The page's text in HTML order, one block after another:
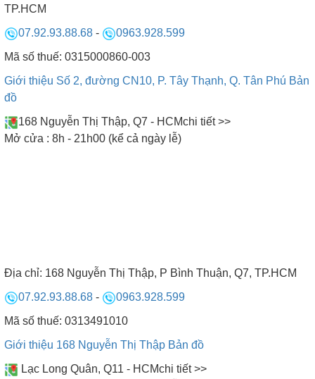
Quốc. Có khả năng chịu nhiệt từ 500-750 độ C. Sản
phẩm không có nhiều ưu điểm hơn loại kính Schott
Ceran và EuroKera vì vậy có giá thành rẻ hơn. Độ
• Kính Nippon sản xuất trực tiếp tại Nhật Bản độ
bền và độ an toàn của sản phẩm tương tự như
dụng kính để làm bếp từ phù hợp với những gia
từ này thường ít được sử dụng.
5.2 Mâm từ
TP.HCM
07.92.93.88.68 -
0963.928.599
Mã số thuế: 0315000860-003
Giới thiệu Số 2, đường CN10, P. Tây Thạnh, Q. Tân Phú Bản
đồ
168 Nguyễn Thị Thập, Q7 - HCMchi tiết >>
Mở cửa : 8h - 21h00 (kể cả ngày lễ)
Địa chỉ: 168 Nguyễn Thị Thập, P Bình Thuận, Q7, TP.HCM
07.92.93.88.68 -
0963.928.599
Mã số thuế: 0313491010
Giới thiệu 168 Nguyễn Thị Thập Bản đồ
Lạc Long Quân, Q11 - HCMchi tiết >>